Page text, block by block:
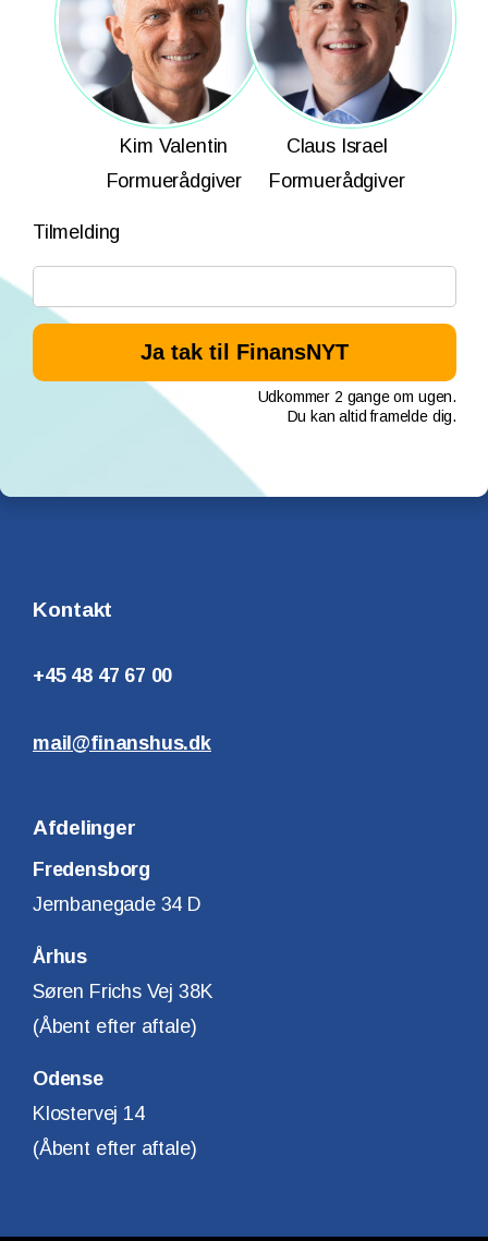
Kim Valentin
Formuerådgiver
Claus Israel
Formuerådgiver
Tilmelding
Udkommer 2 gange om ugen.
Du kan altid framelde dig.
Kontakt
+45 48 47 67 00
mail@finanshus.dk
Afdelinger
Fredensborg
Jernbanegade 34 D
Århus
Søren Frichs Vej 38K
(Åbent efter aftale)
Odense
Klostervej 14
(Åbent efter aftale)